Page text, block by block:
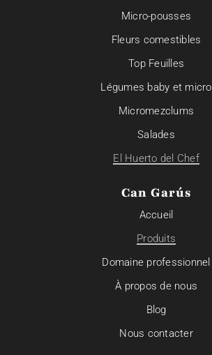
Micro-pousses
Fleurs comestibles
Top Feuilles
Légumes baby et micro
Micromezclums
Salades
El Huerto del Chef
Can Garús
Accueil
Produits
Domaine professionnel
À propos de nous
Blog
Nous contacter